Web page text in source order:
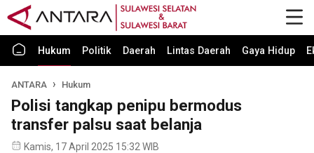
Hukum Politik Daerah Lintas Daerah Gaya Hidup
ANTARA Hukum
Polisi tangkap penipu bermodus
transfer palsu saat belanja
Kamis, 17 April 2025 15:32 WIB